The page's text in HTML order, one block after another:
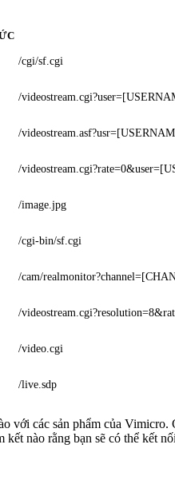
/cgi/sf.cgi
/
/
/
/image.jpg
/cgi-bin/sf.cgi
/cam/
/
/video.cgi
/live.sdp
với các sản phẩm của
nào rằng bạn sẽ có thể kết